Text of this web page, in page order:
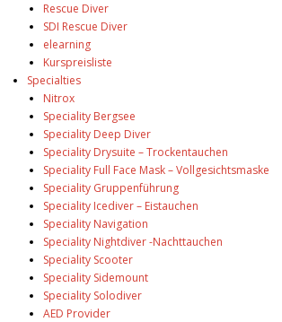
Rescue Diver
SDI Rescue Diver
elearning
Kurspreisliste
Specialties
Nitrox
Speciality Bergsee
Speciality Deep Diver
Speciality Drysuite – Trockentauchen
Speciality Full Face Mask – Vollgesichtsmaske
Speciality Gruppenführung
Speciality Icediver – Eistauchen
Speciality Navigation
Speciality Nightdiver -Nachttauchen
Speciality Scooter
Speciality Sidemount
Speciality Solodiver
AED Provider